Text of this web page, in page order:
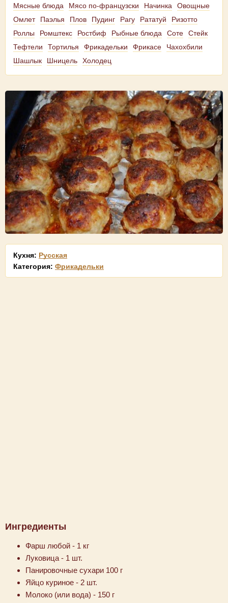
Мясные блюда
Мясо по-французски Начинка
Овощные
Омлет
Паэлья Плов Пудинг Рагу Рататуй
Ризотто
Роллы
Ромштекс Ростбиф Рыбные блюда Соте
Стейк
Тефтели
Тортилья Фрикадельки Фрикасе
Чахохбили
Шашлык
Шницель Холодец
Кухня: Русская
Категория: Фрикадельки
Ингредиенты
Фарш любой - 1 кг
Луковица - 1 шт.
Панировочные сухари 100 г
Яйцо куриное - 2 шт.
Молоко (или вода) - 150 г